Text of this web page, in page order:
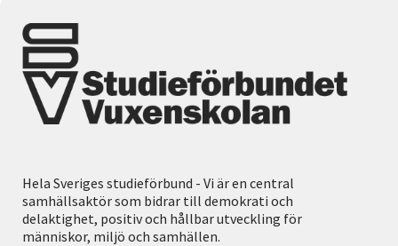
Hela Sveriges studieförbund - Vi är en central
samhällsaktör som bidrar till demokrati och
delaktighet, positiv och hållbar utveckling för
människor, miljö och samhällen.